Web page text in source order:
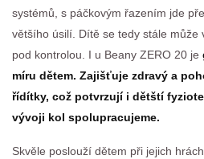
systémů, s páčkovým řazením jde
většího úsilí. Dítě se tedy stále
pod kontrolou. I u Beany ZERO 20 je
míru dětem. Zajišťuje zdravý a
řídítky, což potvrzují i dětští
vývoji kol spolupracujeme.
Skvěle poslouží dětem při jejich